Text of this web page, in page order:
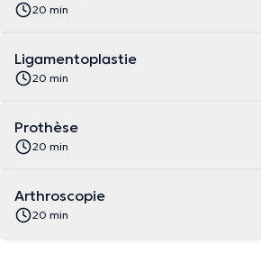
20 min
Ligamentoplastie
20 min
Prothèse
20 min
Arthroscopie
20 min